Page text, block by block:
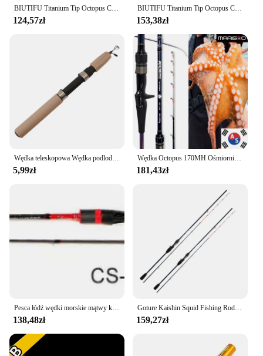
BIUTIFU Titanium Tip Octopus Casting Jigging Fuji Fishing Rod 1.7m Power 25-120g T1000 Carbon High Quality Lure Squid Boat Pole
124,57zł
BIUTIFU Titanium Tip Octopus Casting Jigging Fishing Rods 1.75m Power M/H 20-120g T1000 Carbon High Quality Squid Phishger Pole
153,38zł
Wędka teleskopowa Wędka podlodowa z gąbkowym uchwytem z pianki na pstrąga Walleye Okoń Akcesoria zimowe
5,99zł
Wędka Octopus 170MH Ośmiornica Polypus Vari funkcjonalna wędka Seabass Rockfish
181,43zł
138,48zł
Goture Kaishin Squid Fishing Rod 1.7M 1.83M 2 Sections M Casting Rod 30T Carbon Fiber Saltwater Sea Boat Jigging Squid Lure Rod
159,27zł